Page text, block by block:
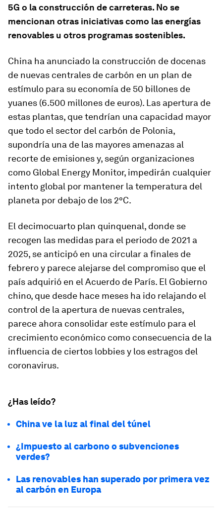
5G o la construcción de carreteras. No se
mencionan otras iniciativas como las energías
renovables u otros programas sostenibles.
China ha anunciado la construcción de docenas
de nuevas centrales de carbón en un plan de
estímulo para su economía de 50 billones de
yuanes (6.500 millones de euros). Las apertura de
estas plantas, que tendrían una capacidad mayor
que todo el sector del carbón de Polonia,
supondría una de las mayores amenazas al
recorte de emisiones y, según organizaciones
como Global Energy Monitor, impedirán cualquier
intento global por mantener la temperatura del
planeta por debajo de los 2°C.
El decimocuarto plan quinquenal, donde se
recogen las medidas para el periodo de 2021 a
2025, se anticipó en una circular a finales de
febrero y parece alejarse del compromiso que el
país adquirió en el Acuerdo de París. El Gobierno
chino, que desde hace meses ha ido relajando el
control de la apertura de nuevas centrales,
parece ahora consolidar este estímulo para el
crecimiento económico como consecuencia de la
influencia de ciertos lobbies y los estragos del
coronavirus.
¿Has leído?
China ve la luz al final del túnel
¿Impuesto al carbono o subvenciones
verdes?
Las renovables han superado por primera vez
al carbón en Europa